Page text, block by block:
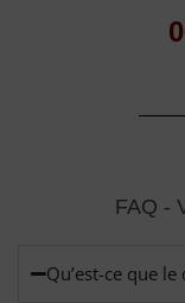
FAQ -
Qu’est-ce que